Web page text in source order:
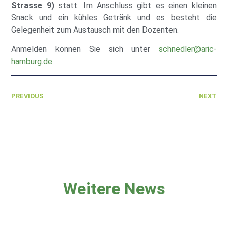
Strasse 9)statt. Im Anschluss gibt es einen kleinen
Snack und ein kühles Getränk und es besteht die
Gelegenheit zum Austausch mit den Dozenten.
Anmelden können Sie sich unter schnedler@aric-
hamburg.de.
PREVIOUS NEXT
Weitere News